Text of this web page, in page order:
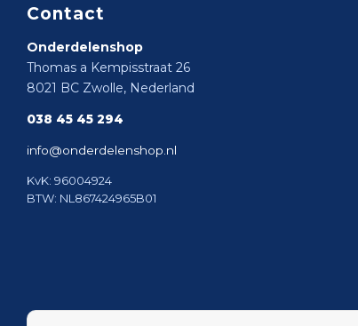
Contact
Onderdelenshop
Thomas a Kempisstraat 26
8021 BC Zwolle, Nederland
038 45 45 294
info@onderdelenshop.nl
KvK: 96004924
BTW: NL867424965B01